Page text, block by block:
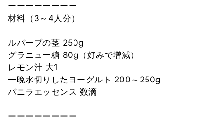
ーーーーーーーー
材料（3～4人分）
ルバーブの茎 250g
グラニュー糖 80g（好みで増減）
レモン汁 大1
一晩水切りしたヨーグルト 200～250g
バニラエッセンス 数滴
ーーーーーーーー